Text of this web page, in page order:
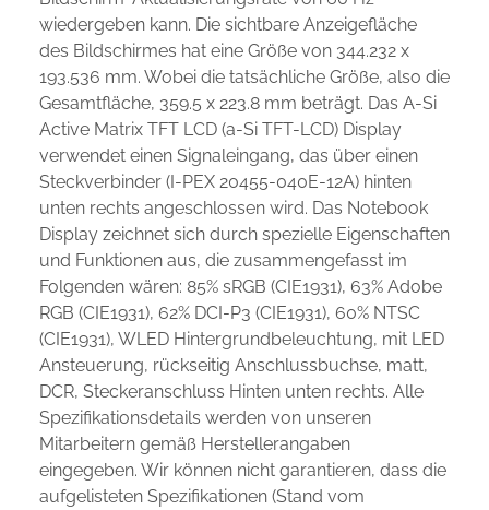
wiedergeben kann. Die sichtbare Anzeigefläche
des Bildschirmes hat eine Größe von 344.232 x
193.536 mm. Wobei die tatsächliche Größe, also die
Gesamtfläche, 359.5 x 223.8 mm beträgt. Das A-Si
Active Matrix TFT LCD (a-Si TFT-LCD) Display
verwendet einen Signaleingang, das über einen
Steckverbinder (I-PEX 20455-040E-12A) hinten
unten rechts angeschlossen wird. Das Notebook
Display zeichnet sich durch spezielle Eigenschaften
und Funktionen aus, die zusammengefasst im
Folgenden wären: 85% sRGB (CIE1931), 63% Adobe
RGB (CIE1931), 62% DCI-P3 (CIE1931), 60% NTSC
(CIE1931), WLED Hintergrundbeleuchtung, mit LED
Ansteuerung, rückseitig Anschlussbuchse, matt,
DCR, Steckeranschluss Hinten unten rechts. Alle
Spezifikationsdetails werden von unseren
Mitarbeitern gemäß Herstellerangaben
eingegeben. Wir können nicht garantieren, dass die
aufgelisteten Spezifikationen (Stand vom